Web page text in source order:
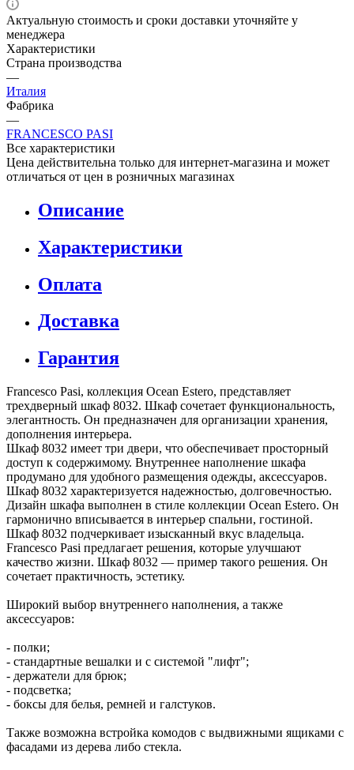
менеджера
Характеристики
Страна производства
—
Италия
Фабрика
—
FRANCESCO PASI
Все характеристики
Цена действительна только для интернет-магазина и может
отличаться от цен в розничных магазинах
Описание
Характеристики
Оплата
Доставка
Гарантия
Francesco Pasi, коллекция Ocean Estero, представляет
элегантность. Он предназначен для организации хранения,
дополнения интерьера.
Шкаф 8032 имеет три двери, что обеспечивает просторный
доступ к содержимому. Внутреннее наполнение шкафа
продумано для удобного размещения одежды, аксессуаров.
Шкаф 8032 характеризуется надежностью, долговечностью.
Дизайн шкафа выполнен в стиле коллекции Ocean Estero. Он
гармонично вписывается в интерьер спальни, гостиной.
Шкаф 8032 подчеркивает изысканный вкус владельца.
Francesco Pasi предлагает решения, которые улучшают
качество жизни. Шкаф 8032 — пример такого решения. Он
сочетает практичность, эстетику.
Широкий выбор внутреннего наполнения, а также
- полки;
- держатели для брюк;
- подсветка;
- боксы для белья, ремней и галстуков.
Также возможна встройка комодов с выдвижными ящиками с
Шкаф доступен в различных вариантах отделки дерева.